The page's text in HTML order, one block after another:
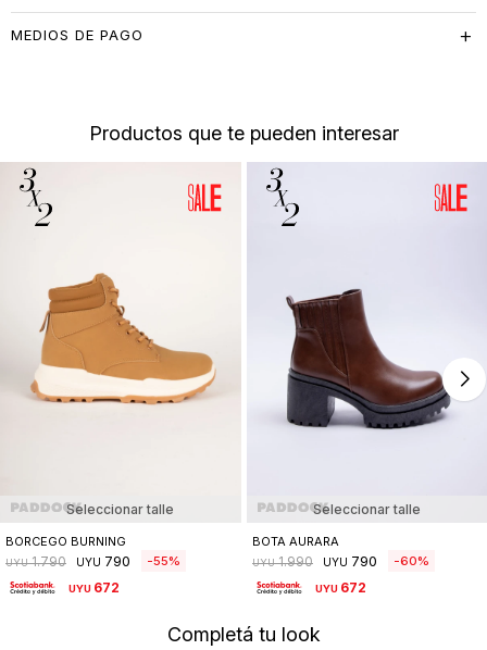
MEDIOS DE PAGO
Productos que te pueden interesar
Seleccionar talle
BORCEGO BURNING
UYU 1.790 UYU 790 55
UYU 672
Seleccionar talle
BOTA AURARA
UYU 1.990 UYU 790 60
UYU 672
Completá tu look